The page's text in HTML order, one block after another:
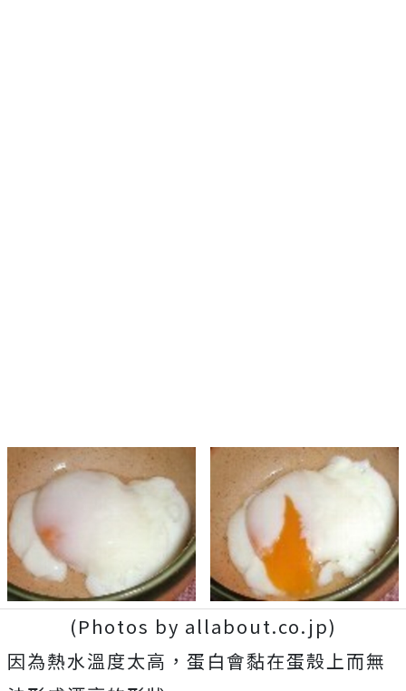
(Photos by allabout.co.jp)
因為熱水溫度太高，蛋白會黏在蛋殼上而無